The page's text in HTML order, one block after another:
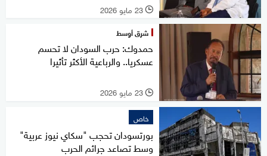
l 23 مايو 2026
شرق أوسط
حمدوك: حرب السودان لا تحسم
عسكريا.. والرباعية الأكثر تأثيرا
l 23 مايو 2026
خاص
بورتسودان تحجب "سكاي نيوز عربية"
وسط تصاعد جرائم الحرب